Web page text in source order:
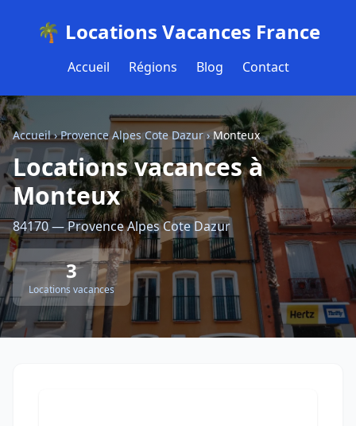
🌴 Locations Vacances France
Accueil Régions Blog Contact
Accueil›Provence Alpes Cote Dazur›Monteux
Locations vacances à
Monteux
84170 — Provence Alpes Cote Dazur
3
Locations vacances